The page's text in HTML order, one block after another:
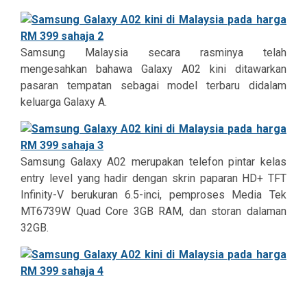
Samsung Malaysia secara rasminya telah
mengesahkan bahawa Galaxy A02 kini ditawarkan
pasaran tempatan sebagai model terbaru didalam
keluarga Galaxy A.
Samsung Galaxy A02 merupakan telefon pintar kelas
entry level yang hadir dengan skrin paparan HD+ TFT
Infinity-V berukuran 6.5-inci, pemproses Media Tek
MT6739W Quad Core 3GB RAM, dan storan dalaman
32GB.